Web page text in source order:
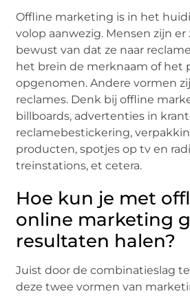
Offline marketing is in het
volop aanwezig. Mensen zijn
bewust van dat ze naar
het brein de merknaam of het
opgenomen. Andere vormen
reclames. Denk bij offline
billboards, advertenties in
reclamebestickering,
producten, spotjes op tv en
treinstations, et cetera.
Hoe kun je met
online marketing
resultaten halen?
Juist door de combinatieslag
deze twee vormen van